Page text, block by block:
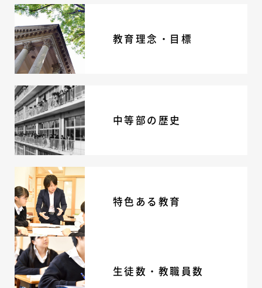
教育理念・目標
中等部の歴史
特色ある教育
生徒数・教職員数